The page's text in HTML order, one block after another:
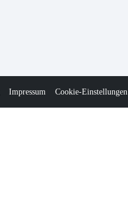
Impressum Cookie-Einstellungen